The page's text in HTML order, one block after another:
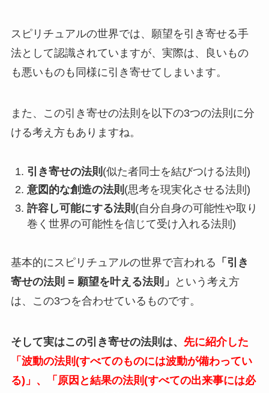
スピリチュアルの世界では、願望を引き寄せる手
法として認識されていますが、実際は、良いもの
も悪いものも同様に引き寄せてしまいます。
また、この引き寄せの法則を以下の3つの法則に分
ける考え方もありますね。
引き寄せの法則 (似た者同士を結びつける法則)
意図的な創造の法則 (思考を現実化させる法則)
許容し可能にする法則 (自分自身の可能性や取り
巻く世界の可能性を信じて受け入れる法則)
基本的にスピリチュアルの世界で言われる 「引き
寄せの法則 = 願望を叶える法則」
という考え方
は、この3つを合わせているものです。
そして実はこの引き寄せの法則は、 先に紹介した
「波動の法則(すべてのものには波動が備わってい
る)」、「原因と結果の法則(すべての出来事には必